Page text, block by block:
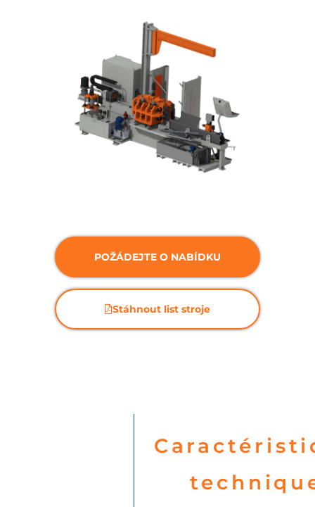
POŽÁDEJTE O NABÍDKU
Stáhnout list stroje